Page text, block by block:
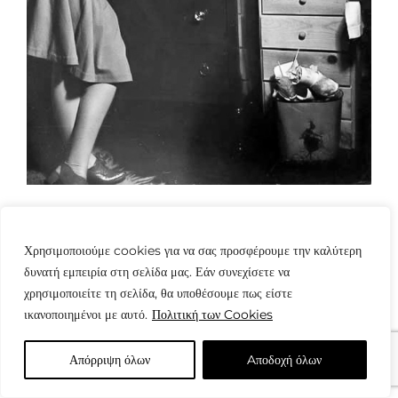
Χρησιμοποιούμε cookies για να σας προσφέρουμε την καλύτερη
δυνατή εμπειρία στη σελίδα μας. Εάν συνεχίσετε να
χρησιμοποιείτε τη σελίδα, θα υποθέσουμε πως είστε
ικανοποιημένοι με αυτό. Πολιτική των Cookies
Απόρριψη όλων Aποδοχή όλων